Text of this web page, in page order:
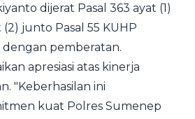
dijerat Pasal 363 ayat (1)
(2) junto Pasal 55 KUHP
pemberatan.
apresiasi atas kinerja
"Keberhasilan ini
kuat Polres Sumenep